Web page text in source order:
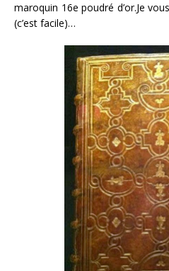
maroquin 16e poudré d’or.Je
(c’est facile)…